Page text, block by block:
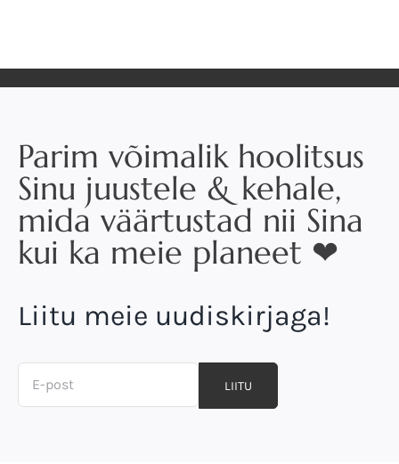
Parim võimalik hoolitsus
Sinu juustele & kehale,
mida väärtustad nii Sina
kui ka meie planeet ❤
Liitu meie uudiskirjaga!
LIITU